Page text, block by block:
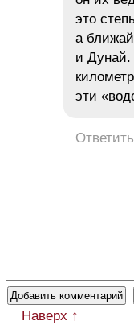
это
а
и Дунай.
эти
Ответить
Наверх ↑